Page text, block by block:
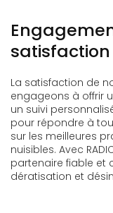
La satisfaction de
engageons à offrir
un suivi
pour répondre à
sur les meilleures
nuisibles. Avec
partenaire fiable et
dératisation et